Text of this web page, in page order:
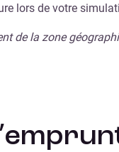
lors de votre
de la zone